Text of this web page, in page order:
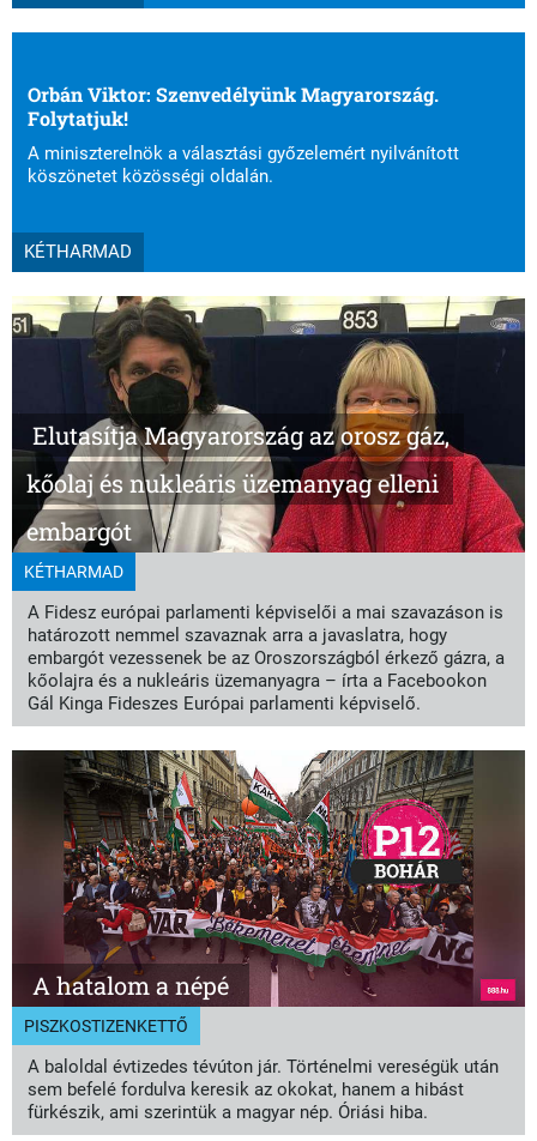
Orbán Viktor: Szenvedélyünk Magyarország.
Folytatjuk!
A miniszterelnök a választási győzelemért nyilvánított
köszönetet közösségi oldalán.
KÉTHARMAD
Elutasítja Magyarország az orosz gáz,
kőolaj és nukleáris üzemanyag elleni
embargót
KÉTHARMAD
A Fidesz európai parlamenti képviselői a mai szavazáson is
határozott nemmel szavaznak arra a javaslatra, hogy
embargót vezessenek be az Oroszországból érkező gázra, a
kőolajra és a nukleáris üzemanyagra – írta a Facebookon
Gál Kinga Fideszes Európai parlamenti képviselő.
A hatalom a népé
PISZKOSTIZENKETTŐ
A baloldal évtizedes tévúton jár. Történelmi vereségük után
sem befelé fordulva keresik az okokat, hanem a hibást
fürkészik, ami szerintük a magyar nép. Óriási hiba.